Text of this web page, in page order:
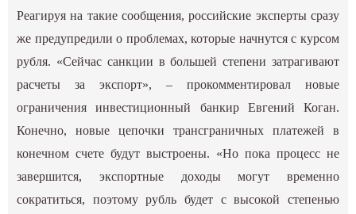
Реагируя на такие сообщения, российские эксперты сразу
же предупредили о проблемах, которые начнутся с курсом
рубля. «Сейчас санкции в большей степени затрагивают
расчеты за экспорт», – прокомментировал новые
ограничения инвестиционный банкир Евгений Коган.
Конечно, новые цепочки трансграничных платежей в
конечном счете будут выстроены. «Но пока процесс не
завершится, экспортные доходы могут временно
сократиться, поэтому рубль будет с высокой степенью